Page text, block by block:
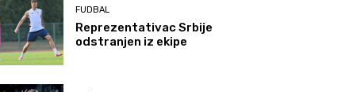
FUDBAL
Reprezentativac Srbije
odstranjen iz ekipe